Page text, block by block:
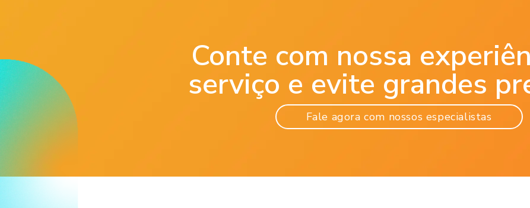
Conte com nossa
serviço e evite grandes
Fale agora com nossos especialistas